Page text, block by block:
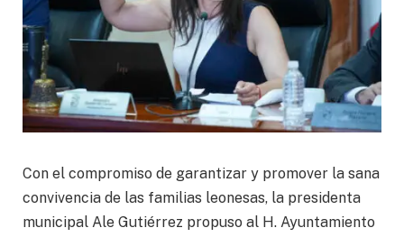
Con el compromiso de garantizar y promover la sana
convivencia de las familias leonesas, la presidenta
municipal Ale Gutiérrez propuso al H. Ayuntamiento